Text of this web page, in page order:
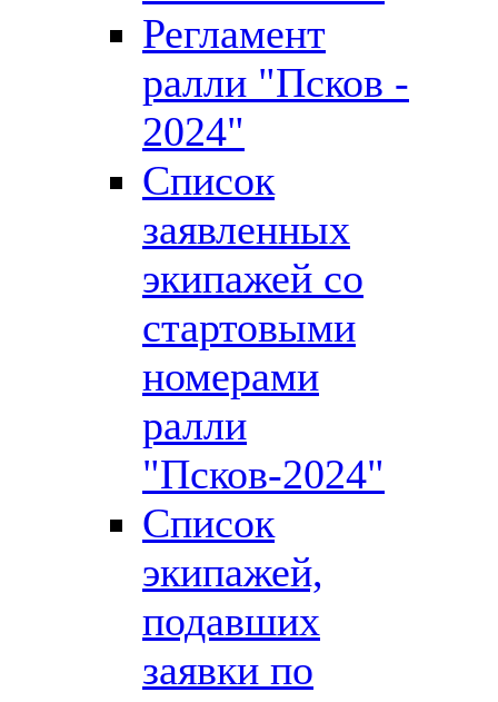
Регламент
ралли "Псков -
2024"
Список
заявленных
экипажей со
стартовыми
номерами
ралли
"Псков-2024"
Список
экипажей,
подавших
заявки по